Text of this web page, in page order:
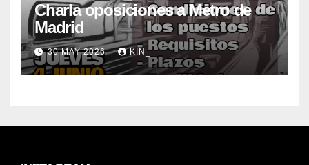
Charla oposiciones a Metro de
Madrid
30 MAY 2026 KIN_